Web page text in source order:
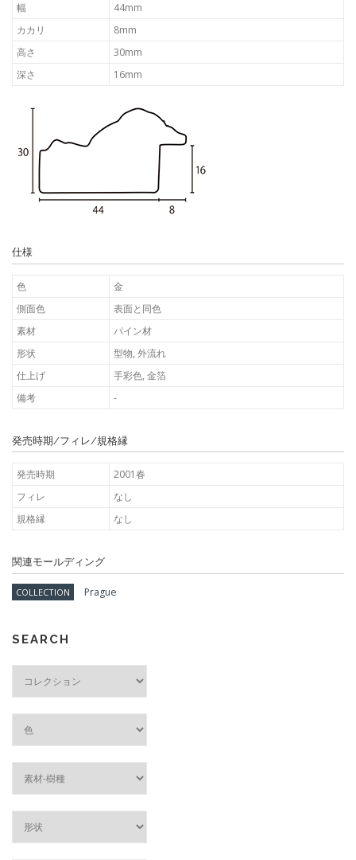
幅
44mm
カカリ
8mm
高さ
30mm
深さ
16mm
仕様
色
金
側面色
表面と同色
素材
パイン材
形状
型物, 外流れ
仕上げ
手彩色, 金箔
備考
-
発売時期/フィレ/規格縁
発売時期
2001春
フィレ
なし
規格縁
なし
関連モールディング
COLLECTION Prague
SEARCH